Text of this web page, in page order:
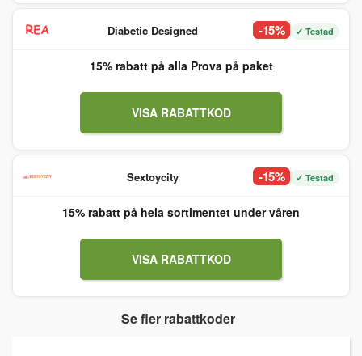
Diabetic Designed -15% ✓ Testad
15% rabatt på alla Prova på paket
VISA RABATTKOD
Sextoycity -15% ✓ Testad
15% rabatt på hela sortimentet under våren
VISA RABATTKOD
Se fler rabattkoder